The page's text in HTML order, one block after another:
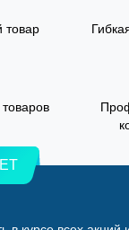
товар